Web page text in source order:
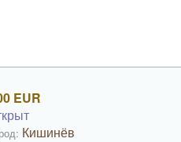
EUR
Кишинёв